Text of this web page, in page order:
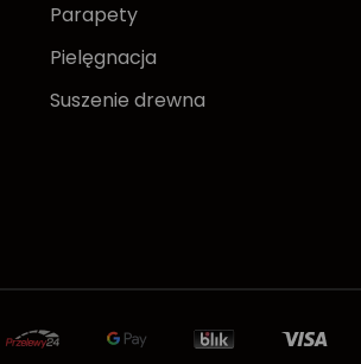
Parapety
Pielęgnacja
Suszenie drewna